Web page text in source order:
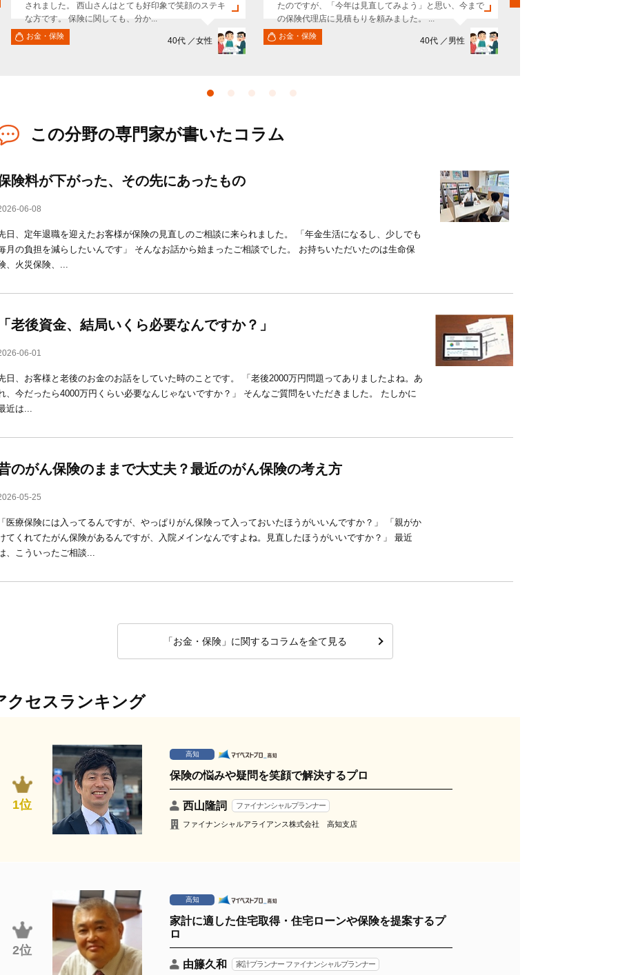
されました。 西山さんはとても好印象で笑顔のステキ
な方です。 保険に関しても、分か...
お金・保険 40代 ／女性
たのですが、「今年は見直してみよう」と思い、今まで
の保険代理店に見積もりを頼みました。 ...
お金・保険 40代 ／男性
この分野の専門家が書いたコラム
険料が下がった、その先にあったもの
06-08
日、定年退職を迎えたお客様が保険の見直しのご相談に来られました。 「年金生活になるし、少しでも
月の負担を減らしたいんです」 そんなお話から始まったご相談でした。 お持ちいただいたのは生命保
、火災保険、...
「老後資金、結局いくら必要なんですか？」
06-01
日、お客様と老後のお金のお話をしていた時のことです。 「老後2000万円問題ってありましたよね。あ
、今だったら4000万円くらい必要なんじゃないですか？」 そんなご質問をいただきました。 たしかに
近は...
のがん保険のままで大丈夫？最近のがん保険の考え方
05-25
「医療保険には入ってるんですが、やっぱりがん保険って入っておいたほうがいいんですか？」 「親がか
てくれてたがん保険があるんですが、入院メインなんですよね。見直したほうがいいですか？」 最近
、こういったご相談...
「お金・保険」に関するコラムを全て見る
クセスランキング
1位
高知
保険の悩みや疑問を笑顔で解決するプロ
西山隆詞 ファイナンシャルプランナー
ファイナンシャルアライアンス株式会社 高知支店
2位
高知
家計に適した住宅取得・住宅ローンや保険を提案するプ
ロ
由籐久和 家計プランナー ファイナンシャルプランナー